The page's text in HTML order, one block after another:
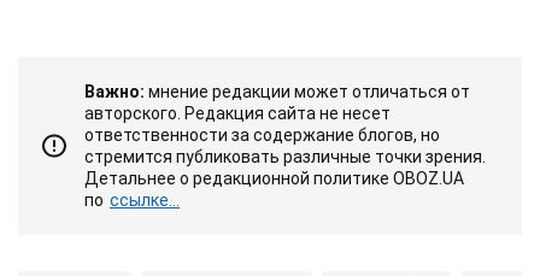
Важно: мнение редакции может отличаться от
авторского. Редакция сайта не несет
ответственности за содержание блогов, но
стремится публиковать различные точки зрения.
Детальнее о редакционной политике OBOZ.UA
по ссылке...